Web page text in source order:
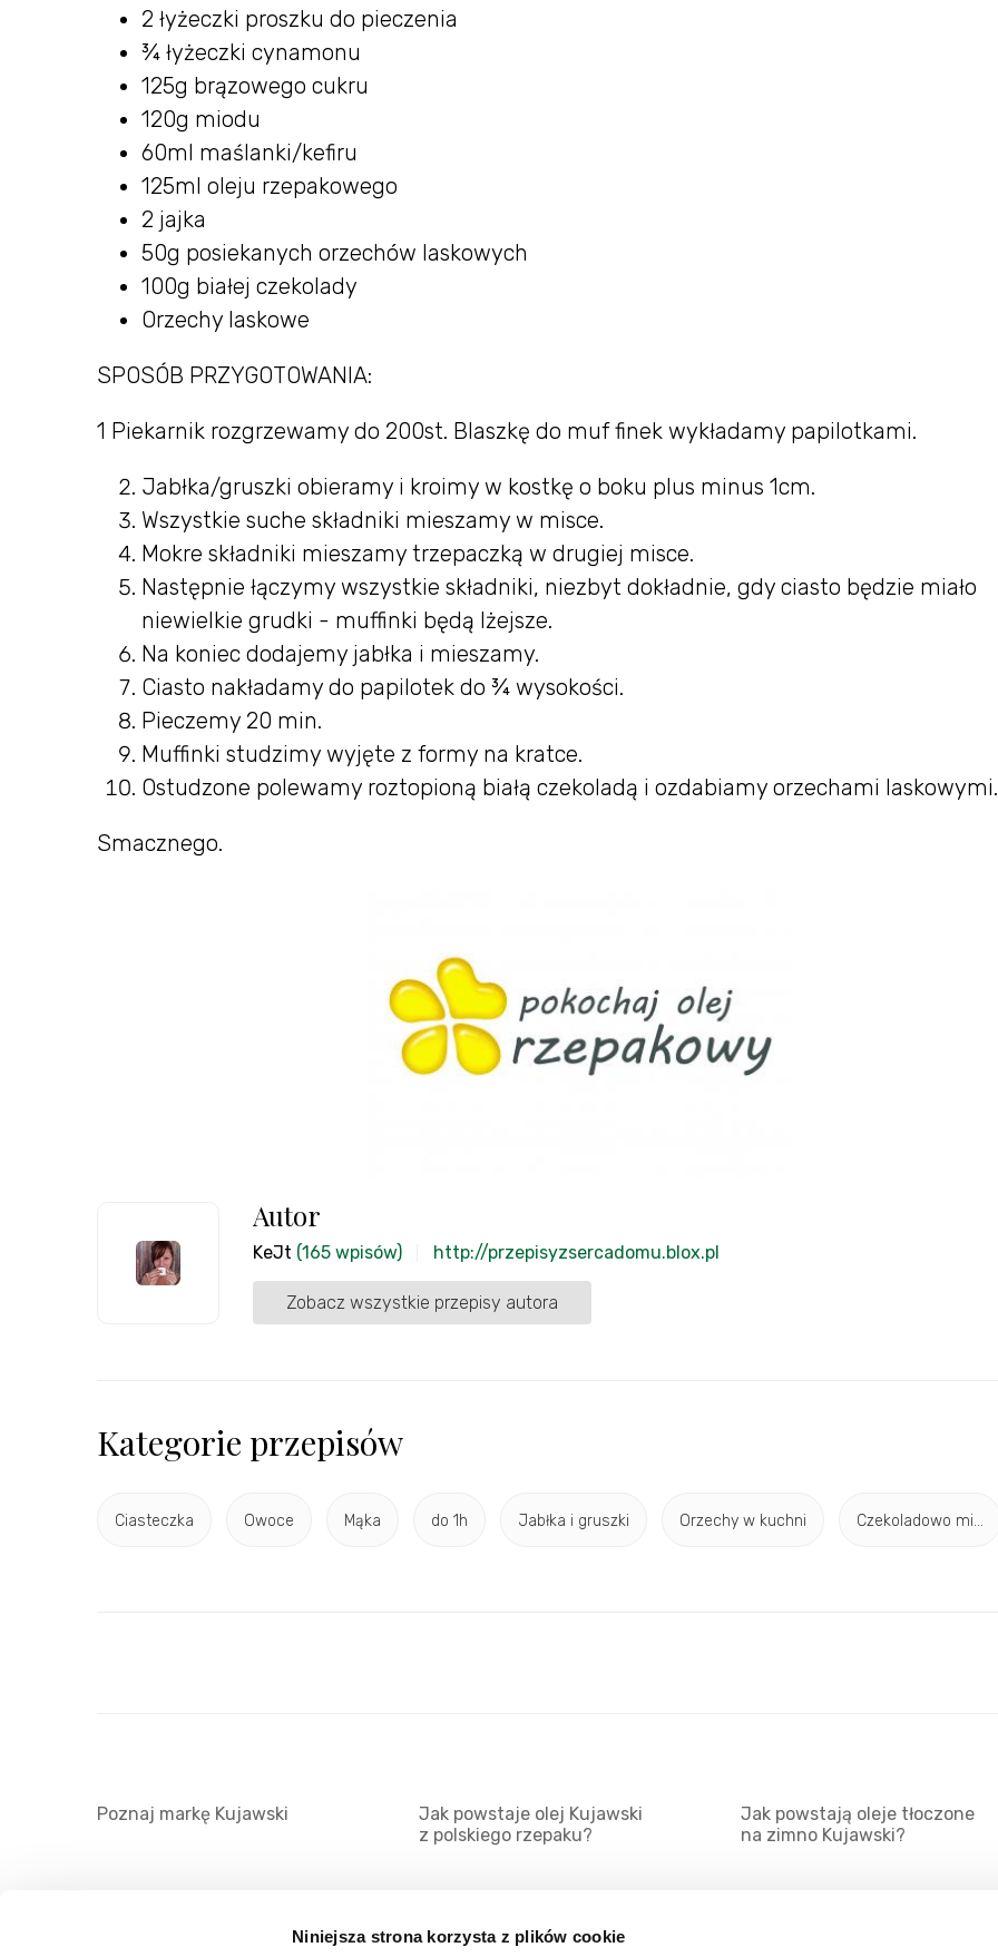
Niniejsza strona korzysta z plików cookie
2 łyżeczki proszku do pieczenia
¾ łyżeczki cynamonu
125g brązowego cukru
120g miodu
60ml maślanki/kefiru
125ml oleju rzepakowego
2 jajka
50g posiekanych orzechów laskowych
100g białej czekolady
Orzechy laskowe
SPOSÓB PRZYGOTOWANIA:
1 Piekarnik rozgrzewamy do 200st. Blaszkę do muf finek wykładamy papilotkami.
Jabłka/gruszki obieramy i kroimy w kostkę o boku plus minus 1cm.
Wszystkie suche składniki mieszamy w misce.
Mokre składniki mieszamy trzepaczką w drugiej misce.
Następnie łączymy wszystkie składniki, niezbyt dokładnie, gdy ciasto będzie miało
niewielkie grudki - muffinki będą lżejsze.
Na koniec dodajemy jabłka i mieszamy.
Ciasto nakładamy do papilotek do ¾ wysokości.
Pieczemy 20 min.
Muffinki studzimy wyjęte z formy na kratce.
Ostudzone polewamy roztopioną białą czekoladą i ozdabiamy orzechami laskowymi.
Smacznego.
Autor
KeJt (165 wpisów) http://przepisyzsercadomu.blox.pl
Zobacz wszystkie przepisy autora
Kategorie przepisów
Ciasteczka Owoce Mąka do 1h Jabłka i gruszki Orzechy w kuchni Czekoladowo mi...
Poznaj markę Kujawski
Jak powstaje olej Kujawski
z polskiego rzepaku?
Jak powstają oleje tłoczone
na zimno Kujawski?